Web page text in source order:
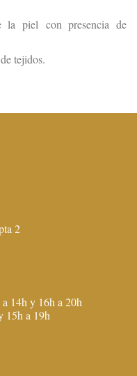
la piel con presencia de
tejidos.
2
14h y 16h a 20h
15h a 19h